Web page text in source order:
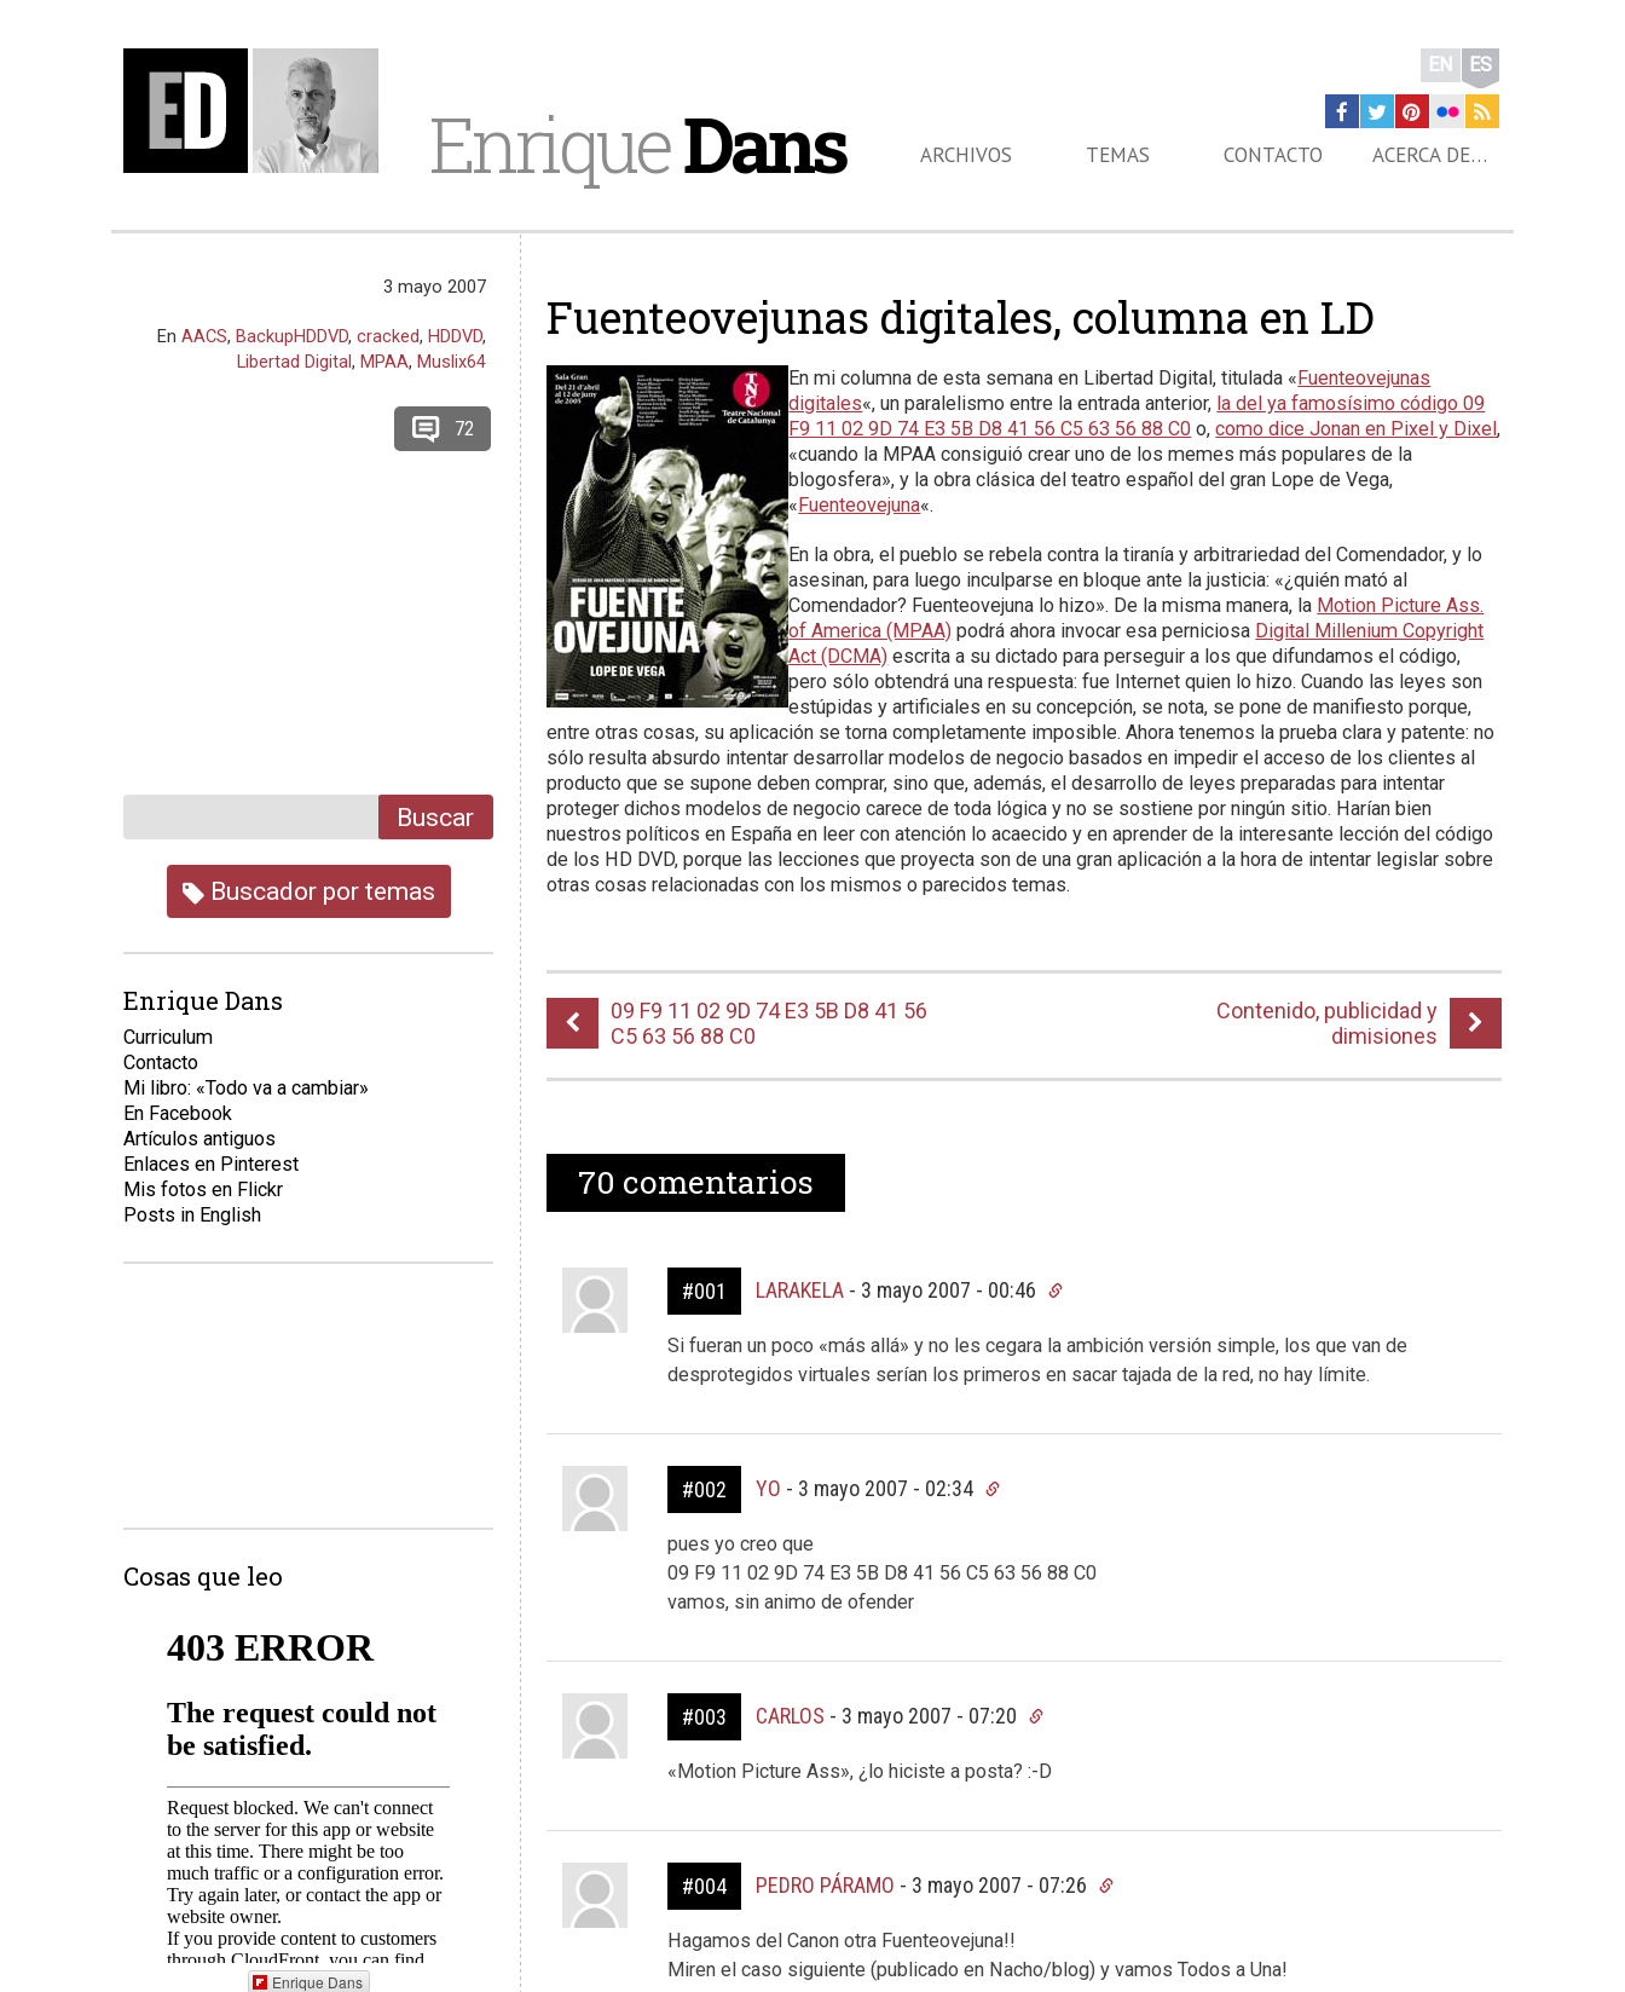
EnriqueDans
EN ES
ARCHIVOS TEMAS CONTACTO ACERCA DE…
Fuenteovejunas digitales, columna en LD
En mi columna de esta semana en Libertad Digital, titulada «Fuenteovejunas
digitales«, un paralelismo entre la entrada anterior, la del ya famosísimo código 09
F9 11 02 9D 74 E3 5B D8 41 56 C5 63 56 88 C0 o,como dice Jonan en Pixel y Dixel,
«cuando la MPAA consiguió crear uno de los memes más populares de la
blogosfera», y la obra clásica del teatro español del gran Lope de Vega,
«Fuenteovejuna«.
En la obra, el pueblo se rebela contra la tiranía y arbitrariedad del Comendador, y lo
asesinan, para luego inculparse en bloque ante la justicia: «¿quién mató al
Comendador? Fuenteovejuna lo hizo». De la misma manera, la Motion Picture Ass.
of America (MPAA) podrá ahora invocar esa perniciosa Digital Millenium Copyright
Act (DCMA) escrita a su dictado para perseguir a los que difundamos el código,
pero sólo obtendrá una respuesta: fue Internet quien lo hizo. Cuando las leyes son
estúpidas y artificiales en su concepción, se nota, se pone de manifiesto porque,
entre otras cosas, su aplicación se torna completamente imposible. Ahora tenemos la prueba clara y patente: no
sólo resulta absurdo intentar desarrollar modelos de negocio basados en impedir el acceso de los clientes al
producto que se supone deben comprar, sino que, además, el desarrollo de leyes preparadas para intentar
proteger dichos modelos de negocio carece de toda lógica y no se sostiene por ningún sitio. Harían bien
nuestros políticos en España en leer con atención lo acaecido y en aprender de la interesante lección del código
de los HD DVD, porque las lecciones que proyecta son de una gran aplicación a la hora de intentar legislar sobre
otras cosas relacionadas con los mismos o parecidos temas.
09 F9 11 02 9D 74 E3 5B D8 41 56
C5 63 56 88 C0
Contenido, publicidad y
dimisiones
70 comentarios
#001 LARAKELA- 3 mayo 2007 - 00:46
Si fueran un poco «más allá» y no les cegara la ambición versión simple, los que van de
desprotegidos virtuales serían los primeros en sacar tajada de la red, no hay límite.
#002 YO - 3 mayo 2007 - 02:34
pues yo creo que
09 F9 11 02 9D 74 E3 5B D8 41 56 C5 63 56 88 C0
vamos, sin animo de ofender
#003 CARLOS - 3 mayo 2007 - 07:20
«Motion Picture Ass», ¿lo hiciste a posta? :-D
#004 PEDRO PÁRAMO - 3 mayo 2007 - 07:26
Hagamos del Canon otra Fuenteovejuna!!
Miren el caso siguiente (publicado en Nacho/blog) y vamos Todos a Una!
3 mayo 2007
EnAACS,BackupHDDVD,cracked,HDDVD,
Libertad Digital,MPAA,Muslix64
72
Buscar
Buscador por temas
Enrique Dans
Curriculum
Contacto
Mi libro: «Todo va a cambiar»
En Facebook
Artículos antiguos
Enlaces en Pinterest
Mis fotos en Flickr
Posts in English
Cosas que leo
Enrique Dans